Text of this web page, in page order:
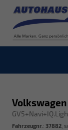
Volkswagen
Fahrzeugnr. : 37882